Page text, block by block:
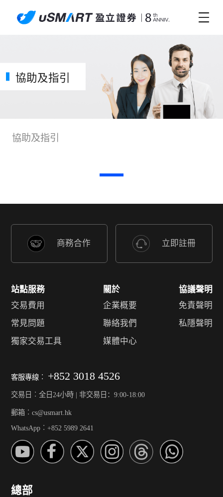
協助及指引
協助及指引
商務合作 立即註冊
站點服務
交易費用
常見問題
獨家交易工具
關於
企業概要
聯絡我們
媒體中心
協議聲明
免責聲明
私隱聲明
客服專線︰ +852 3018 4526
交易日︰全日24小時 | 非交易日：9:00-18:00
郵箱︰cs@usmart.hk
WhatsApp︰+852 5989 2641
總部